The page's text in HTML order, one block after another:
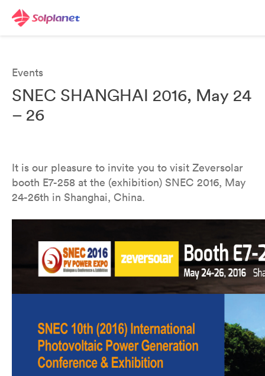
Events
SNEC SHANGHAI 2016, May 24
– 26
It is our pleasure to invite you to visit Zeversolar
booth E7-258 at the (exhibition) SNEC 2016, May
24-26th in Shanghai, China.